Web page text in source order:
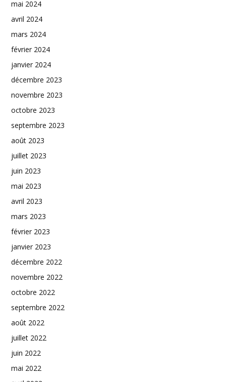
mai 2024
avril 2024
mars 2024
février 2024
janvier 2024
décembre 2023
novembre 2023
octobre 2023
septembre 2023
août 2023
juillet 2023
juin 2023
mai 2023
avril 2023
mars 2023
février 2023
janvier 2023
décembre 2022
novembre 2022
octobre 2022
septembre 2022
août 2022
juillet 2022
juin 2022
mai 2022